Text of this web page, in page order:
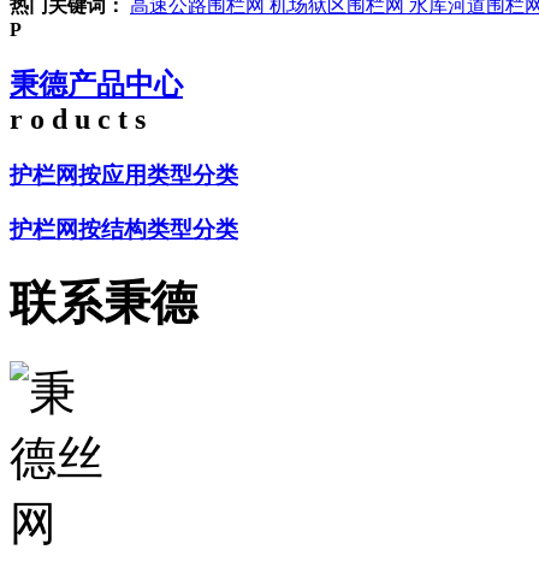
热门关键词： 高速公路围栏网 机场狱区围栏网 水库河道围栏
P
秉德产品中心
r o d u c t s
护栏网按应用类型分类
护栏网按结构类型分类
联系秉德